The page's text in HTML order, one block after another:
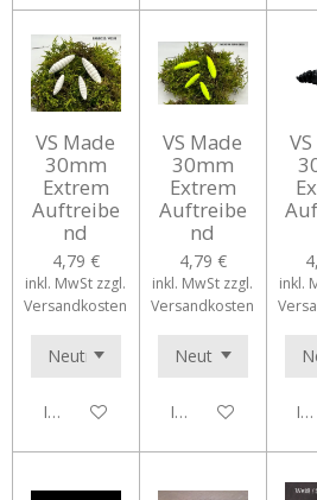
VS Made
30mm
Extrem
Auftreibe
nd
4,79 €
inkl. MwSt zzgl.
Versandkosten
In den Warenkorb
VS Made
30mm
Extrem
Auftreibe
nd
4,79 €
inkl. MwSt zzgl.
Versandkosten
In den Warenkorb
inkl.
In